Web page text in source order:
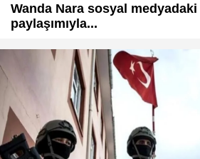
Wanda Nara sosyal
paylaşımıyla...